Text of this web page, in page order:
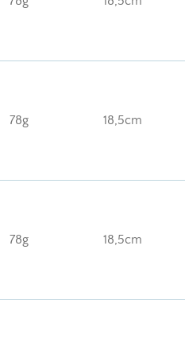
78g 18,5cm
78g 18,5cm